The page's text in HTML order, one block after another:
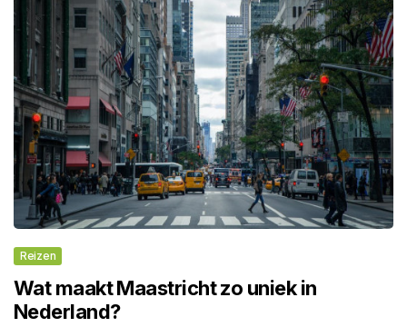
Reizen
Wat maakt Maastricht zo uniek in
Nederland?